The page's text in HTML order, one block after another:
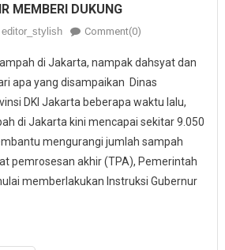
MEMBERI DUKUNG
editor_stylish Comment(0)
di Jakarta, nampak dahsyat dan
apa yang disampaikan Dinas
DKI Jakarta beberapa waktu lalu,
di Jakarta kini mencapai sekitar 9.050
mengurangi jumlah sampah
pemrosesan akhir (TPA), Pemerintah
memberlakukan Instruksi Gubernur